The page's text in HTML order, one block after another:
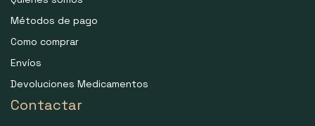
Métodos de pago
Como comprar
Envíos
Devoluciones Medicamentos
Contactar